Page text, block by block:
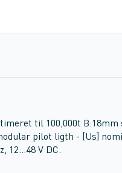
til 100,000t
pilot ligth - [Us]
12...48 V DC.